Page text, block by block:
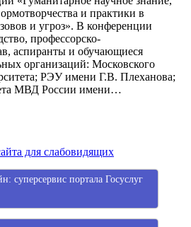
и практики в
и угроз». В конференции
профессорско-
аспиранты и обучающиеся
организаций: Московского
РЭУ имени Г.В. Плеханова;
МВД России имени…
для слабовидящих
суперсервис портала Госуслуг